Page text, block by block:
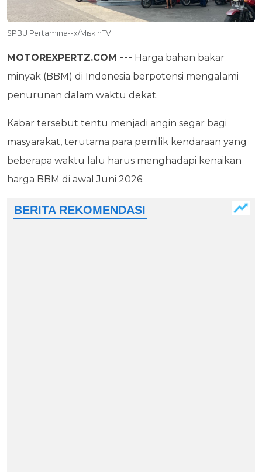
SPBU Pertamina--x/MiskinTV
MOTOREXPERTZ.COM --- Harga bahan bakar
minyak (BBM) di Indonesia berpotensi mengalami
penurunan dalam waktu dekat.
Kabar tersebut tentu menjadi angin segar bagi
masyarakat, terutama para pemilik kendaraan yang
beberapa waktu lalu harus menghadapi kenaikan
harga BBM di awal Juni 2026.